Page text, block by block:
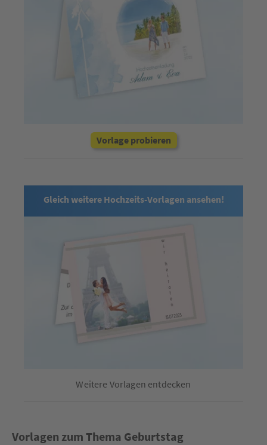
Vorlage probieren
Gleich weitere Hochzeits-Vorlagen ansehen!
Weitere Vorlagen entdecken
Vorlagen zum Thema Geburtstag